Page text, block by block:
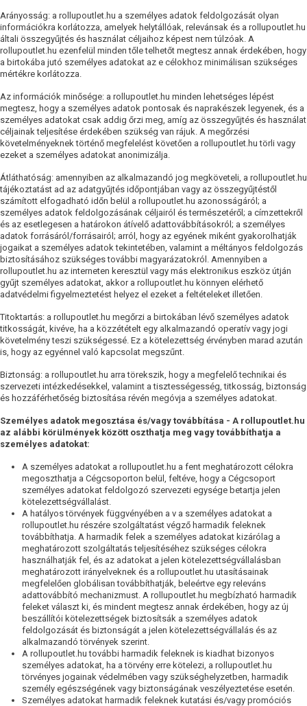
Arányosság: a rollupoutlet.hu a személyes adatok feldolgozását olyan
információkra korlátozza, amelyek helytállóak, relevánsak és a rollupoutlet.hu
általi összegyűjtés és használat céljaihoz képest nem túlzóak. A
rollupoutlet.hu ezenfelül minden tőle telhetőt megtesz annak érdekében, hogy
a birtokába jutó személyes adatokat az e célokhoz minimálisan szükséges
mértékre korlátozza.
Az információk minősége: a rollupoutlet.hu minden lehetséges lépést
megtesz, hogy a személyes adatok pontosak és naprakészek legyenek, és a
személyes adatokat csak addig őrzi meg, amíg az összegyűjtés és használat
céljainak teljesítése érdekében szükség van rájuk. A megőrzési
követelményeknek történő megfelelést követően a rollupoutlet.hu törli vagy
ezeket a személyes adatokat anonimizálja.
Átláthatóság: amennyiben az alkalmazandó jog megköveteli, a rollupoutlet.hu
tájékoztatást ad az adatgyűjtés időpontjában vagy az összegyűjtéstől
számított elfogadható időn belül a rollupoutlet.hu azonosságáról; a
személyes adatok feldolgozásának céljairól és természetéről; a címzettekről
és az esetlegesen a határokon átívelő adattovábbításokról; a személyes
adatok forrásáról/forrásairól; arról, hogy az egyének miként gyakorolhatják
jogaikat a személyes adatok tekintetében, valamint a méltányos feldolgozás
biztosításához szükséges további magyarázatokról. Amennyiben a
rollupoutlet.hu az interneten keresztül vagy más elektronikus eszköz útján
gyűjt személyes adatokat, akkor a rollupoutlet.hu könnyen elérhető
adatvédelmi figyelmeztetést helyez el ezeket a feltételeket illetően.
Titoktartás: a rollupoutlet.hu megőrzi a birtokában lévő személyes adatok
titkosságát, kivéve, ha a közzétételt egy alkalmazandó operatív vagy jogi
követelmény teszi szükségessé. Ez a kötelezettség érvényben marad azután
is, hogy az egyénnel való kapcsolat megszűnt.
Biztonság: a rollupoutlet.hu arra törekszik, hogy a megfelelő technikai és
szervezeti intézkedésekkel, valamint a tisztességesség, titkosság, biztonság
és hozzáférhetőség biztosítása révén megóvja a személyes adatokat.
Személyes adatok megosztása és/vagy továbbítása - A rollupoutlet.hu
az alábbi körülmények között oszthatja meg vagy továbbíthatja a
személyes adatokat:
A személyes adatokat a rollupoutlet.hu a fent meghatározott célokra
megoszthatja a Cégcsoporton belül, feltéve, hogy a Cégcsoport
személyes adatokat feldolgozó szervezeti egysége betartja jelen
kötelezettségvállalást.
A hatályos törvények függvényében a v a személyes adatokat a
rollupoutlet.hu részére szolgáltatást végző harmadik feleknek
továbbíthatja. A harmadik felek a személyes adatokat kizárólag a
meghatározott szolgáltatás teljesítéséhez szükséges célokra
használhatják fel, és az adatokat a jelen kötelezettségvállalásban
meghatározott irányelveknek és a rollupoutlet.hu utasításainak
megfelelően globálisan továbbíthatják, beleértve egy releváns
adattovábbító mechanizmust. A rollupoutlet.hu megbízható harmadik
feleket választ ki, és mindent megtesz annak érdekében, hogy az új
beszállítói kötelezettségek biztosítsák a személyes adatok
feldolgozását és biztonságát a jelen kötelezettségvállalás és az
alkalmazandó törvények szerint.
A rollupoutlet.hu további harmadik feleknek is kiadhat bizonyos
személyes adatokat, ha a törvény erre kötelezi, a rollupoutlet.hu
törvényes jogainak védelmében vagy szükséghelyzetben, harmadik
személy egészségének vagy biztonságának veszélyeztetése esetén.
Személyes adatokat harmadik feleknek kutatási és/vagy promóciós